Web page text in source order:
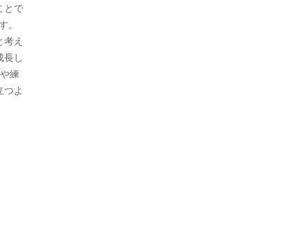
とで
え
長し
練
よ